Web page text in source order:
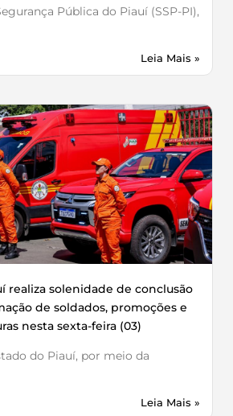
Pública do Piauí (SSP-PI),
Leia Mais »
realiza solenidade de conclusão
de soldados, promoções e
nesta sexta-feira (03)
do Piauí, por meio da
Leia Mais »